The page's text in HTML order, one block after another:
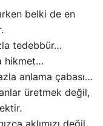
belki de en
tedebbür…
hikmet…
anlama çabası…
üretmek değil,
aklımızı değil,